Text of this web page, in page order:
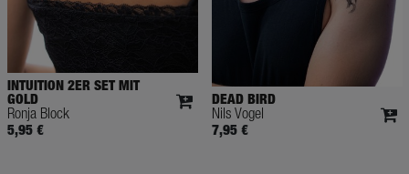
INTUITION 2ER SET MIT
GOLD
Ronja Block
5,95 €
DEAD BIRD
Nils Vogel
7,95 €